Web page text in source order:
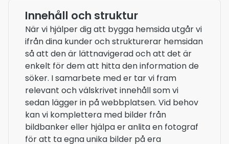
Innehåll och struktur
När vi hjälper dig att bygga hemsida utgår vi
ifrån dina kunder och strukturerar hemsidan
så att den är lättnavigerad och att det är
enkelt för dem att hitta den information de
söker. I samarbete med er tar vi fram
relevant och välskrivet innehåll som vi
sedan lägger in på webbplatsen. Vid behov
kan vi komplettera med bilder från
bildbanker eller hjälpa er anlita en fotograf
för att ta egna unika bilder på era